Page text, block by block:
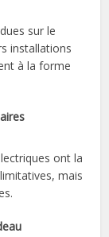
sur le
installations
à la forme
ont la
mais